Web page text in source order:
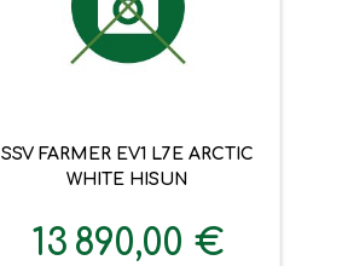
SSV FARMER EV1 L7E ARCTIC
WHITE HISUN
13 890,00 €